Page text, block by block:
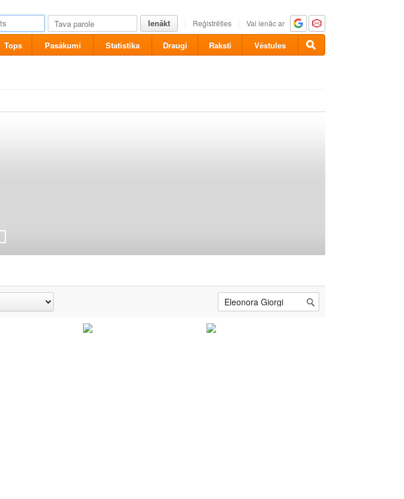
Ienākt Reģistrēties Vai ienāc ar
Tops Pasākumi Statistika Draugi Raksti Vēstules